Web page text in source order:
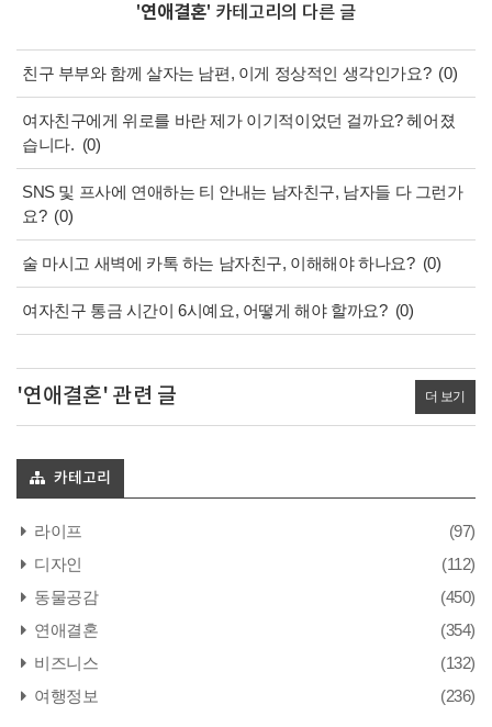
'연애결혼' 카테고리의 다른 글
친구 부부와 함께 살자는 남편, 이게 정상적인 생각인가요? (0)
여자친구에게 위로를 바란 제가 이기적이었던 걸까요? 헤어졌
습니다. (0)
SNS 및 프사에 연애하는 티 안내는 남자친구, 남자들 다 그런가
요? (0)
술 마시고 새벽에 카톡 하는 남자친구, 이해해야 하나요? (0)
여자친구 통금 시간이 6시예요, 어떻게 해야 할까요? (0)
'연애결혼' 관련 글 더 보기
카테고리
라이프
(97)
디자인
(112)
동물공감
(450)
연애결혼
(354)
비즈니스
(132)
여행정보
(236)